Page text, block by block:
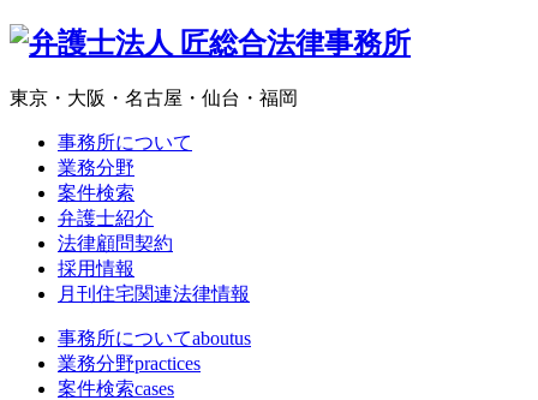
東京・大阪・名古屋・仙台・福岡
事務所について
業務分野
案件検索
弁護士紹介
法律顧問契約
採用情報
月刊住宅関連法律情報
事務所についてaboutus
業務分野practices
案件検索cases